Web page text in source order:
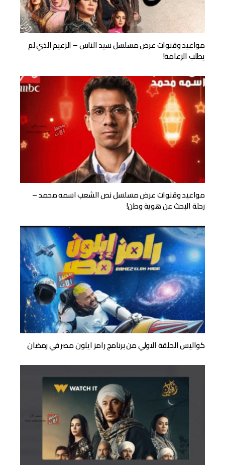
مواعيد وقنوات عرض مسلسل سيد الناس – الزعيم الذي لم
يطلب الزعامة!
مواعيد وقنوات عرض مسلسل نص الشعب اسمه محمد –
رحلة البحث عن هوية وطن!
كواليس الحلقة الاولي من برنامج رامز ايلون مصر في رمضان